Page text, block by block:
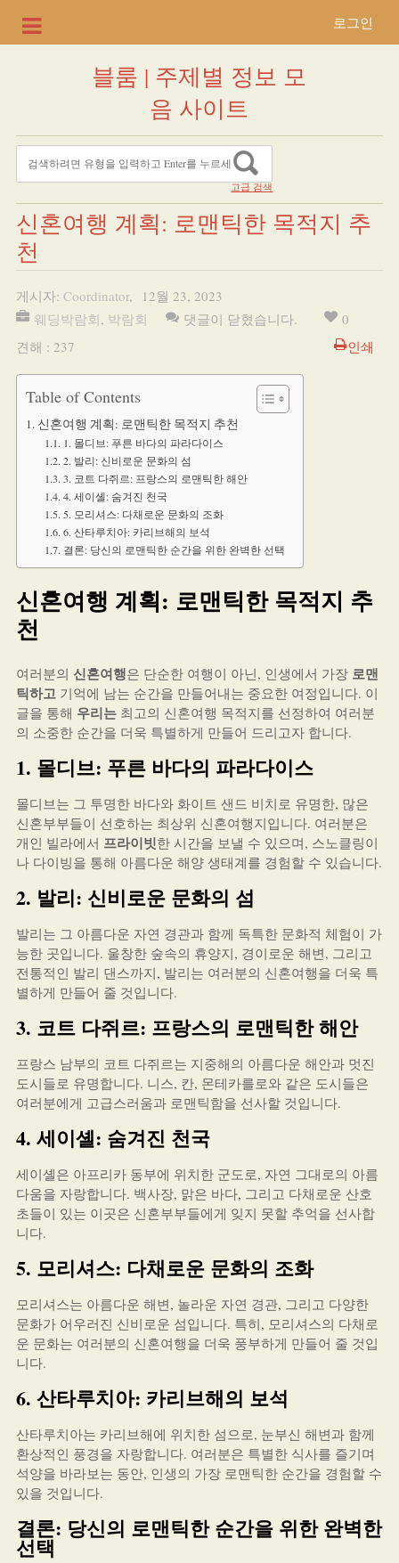
로그인
블룸 | 주제별 정보 모
음 사이트
고급 검색
신혼여행 계획: 로맨틱한 목적지 추
천
게시자: Coordinator,
12월 23, 2023
웨딩박람회, 박람회 댓글이 닫혔습니다.
0
견해 : 237
인쇄
Table of Contents
신혼여행 계획: 로맨틱한 목적지 추천
1. 몰디브: 푸른 바다의 파라다이스
2. 발리: 신비로운 문화의 섬
3. 코트 다쥐르: 프랑스의 로맨틱한 해안
4. 세이셸: 숨겨진 천국
5. 모리셔스: 다채로운 문화의 조화
6. 산타루치아: 카리브해의 보석
결론: 당신의 로맨틱한 순간을 위한 완벽한 선택
신혼여행 계획: 로맨틱한 목적지 추
천
여러분의 신혼여행은 단순한 여행이 아닌, 인생에서 가장 로맨
틱하고기억에 남는 순간을 만들어내는 중요한 여정입니다. 이
글을 통해 우리는최고의 신혼여행 목적지를 선정하여 여러분
의 소중한 순간을 더욱 특별하게 만들어 드리고자 합니다.
1. 몰디브: 푸른 바다의 파라다이스
몰디브는 그 투명한 바다와 화이트 샌드 비치로 유명한, 많은
신혼부부들이 선호하는 최상위 신혼여행지입니다. 여러분은
개인 빌라에서 프라이빗한 시간을 보낼 수 있으며, 스노클링이
나 다이빙을 통해 아름다운 해양 생태계를 경험할 수 있습니다.
2. 발리: 신비로운 문화의 섬
발리는 그 아름다운 자연 경관과 함께 독특한 문화적 체험이 가
능한 곳입니다. 울창한 숲속의 휴양지, 경이로운 해변, 그리고
전통적인 발리 댄스까지, 발리는 여러분의 신혼여행을 더욱 특
별하게 만들어 줄 것입니다.
3. 코트 다쥐르: 프랑스의 로맨틱한 해안
프랑스 남부의 코트 다쥐르는 지중해의 아름다운 해안과 멋진
도시들로 유명합니다. 니스, 칸, 몬테카를로와 같은 도시들은
여러분에게 고급스러움과 로맨틱함을 선사할 것입니다.
4. 세이셸: 숨겨진 천국
세이셸은 아프리카 동부에 위치한 군도로, 자연 그대로의 아름
다움을 자랑합니다. 백사장, 맑은 바다, 그리고 다채로운 산호
초들이 있는 이곳은 신혼부부들에게 잊지 못할 추억을 선사합
니다.
5. 모리셔스: 다채로운 문화의 조화
모리셔스는 아름다운 해변, 놀라운 자연 경관, 그리고 다양한
문화가 어우러진 신비로운 섬입니다. 특히, 모리셔스의 다채로
운 문화는 여러분의 신혼여행을 더욱 풍부하게 만들어 줄 것입
니다.
6. 산타루치아: 카리브해의 보석
산타루치아는 카리브해에 위치한 섬으로, 눈부신 해변과 함께
환상적인 풍경을 자랑합니다. 여러분은 특별한 식사를 즐기며
석양을 바라보는 동안, 인생의 가장 로맨틱한 순간을 경험할 수
있을 것입니다.
결론: 당신의 로맨틱한 순간을 위한 완벽한
선택